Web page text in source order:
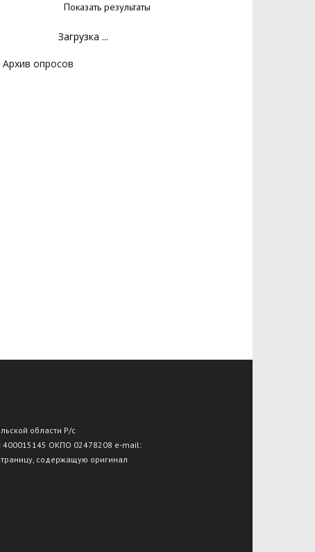
Показать результаты
Загрузка ...
Архив опросов
области Р/с
400015145 ОКПО 02478208 e-mail:
содержащую оригинал